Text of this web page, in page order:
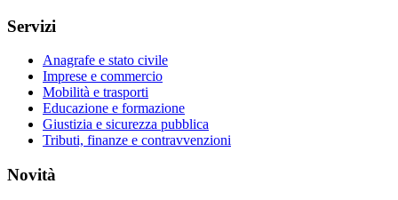
Servizi
Anagrafe e stato civile
Imprese e commercio
Mobilità e trasporti
Educazione e formazione
Giustizia e sicurezza pubblica
Tributi, finanze e contravvenzioni
Novità